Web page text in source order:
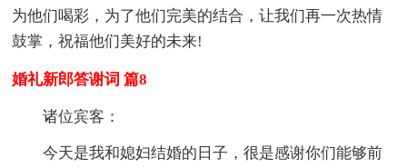
为他们喝彩，为了他们完美的结合，让我们再一次热情
鼓掌，祝福他们美好的未来!
婚礼新郎答谢词 篇8
诸位宾客：
今天是我和媳妇结婚的日子，很是感谢你们能够前